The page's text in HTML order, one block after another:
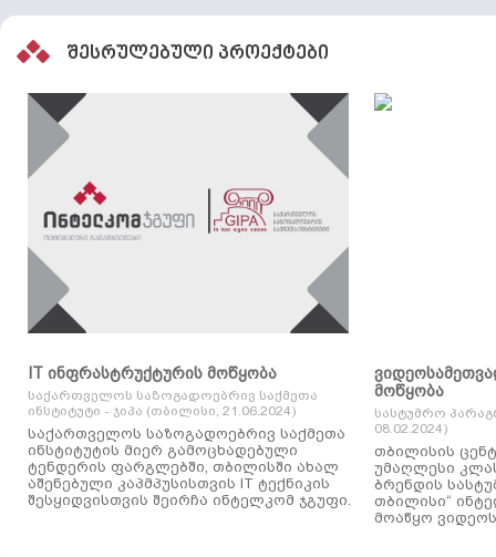
შესრულებული პროექტები
IT ინფრასტრუქტურის მოწყობა
საქართველოს საზოგადოებრივ საქმეთა
ინსტიტუტი - ჯიპა (თბილისი, 21.06.2024)
საქართველოს საზოგადოებრივ საქმეთა
ინსტიტუტის მიერ გამოცხადებული
ტენდერის ფარგლებში, თბილისში ახალ
აშენებული კაპმპუსისთვის IT ტექნიკის
შესყიდვისთვის შეირჩა ინტელკომ ჯგუფი.
მოწყობა
სასტუმრო
08.02.2024)
თბილისის
უმაღლესი
ბრენდის
თბილისი“
მოაწყო